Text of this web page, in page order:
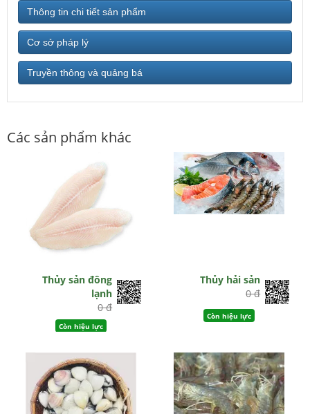
Thông tin chi tiết sản phẩm
Cơ sở pháp lý
Truyền thông và quảng bá
Các sản phẩm khác
Thủy sản đông
lạnh
0 đ
Còn hiệu lực
Thủy hải sản
0 đ
Còn hiệu lực